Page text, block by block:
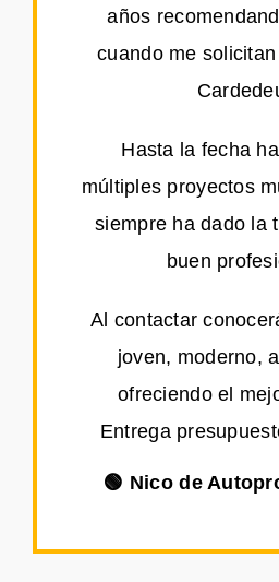
años
cuando me
Hasta la fecha
múltiples proyectos
siempre ha dado la
buen
Al contactar
joven, moderno,
ofreciendo el
Entrega
🟢 Nico de